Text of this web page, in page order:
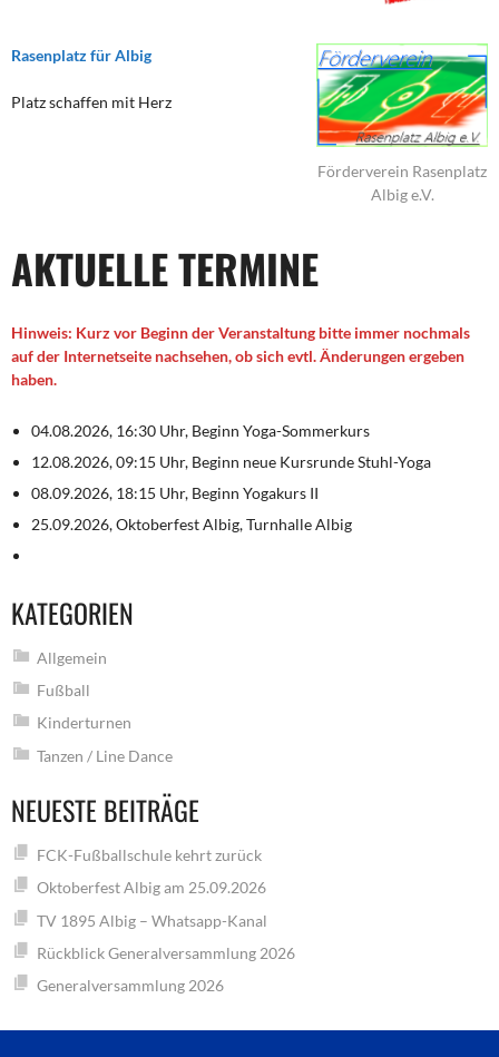
Förderverein Rasenplatz
Albig e.V.
Rasenplatz für Albig
Platz schaffen mit Herz
AKTUELLE TERMINE
Hinweis: Kurz vor Beginn der Veranstaltung bitte immer nochmals
auf der Internetseite nachsehen, ob sich evtl. Änderungen ergeben
haben.
04.08.2026, 16:30 Uhr, Beginn Yoga-Sommerkurs
12.08.2026, 09:15 Uhr, Beginn neue Kursrunde Stuhl-Yoga
08.09.2026, 18:15 Uhr, Beginn Yogakurs II
25.09.2026, Oktoberfest Albig, Turnhalle Albig
KATEGORIEN
Allgemein
Fußball
Kinderturnen
Tanzen / Line Dance
NEUESTE BEITRÄGE
FCK-Fußballschule kehrt zurück
Oktoberfest Albig am 25.09.2026
TV 1895 Albig – Whatsapp-Kanal
Rückblick Generalversammlung 2026
Generalversammlung 2026